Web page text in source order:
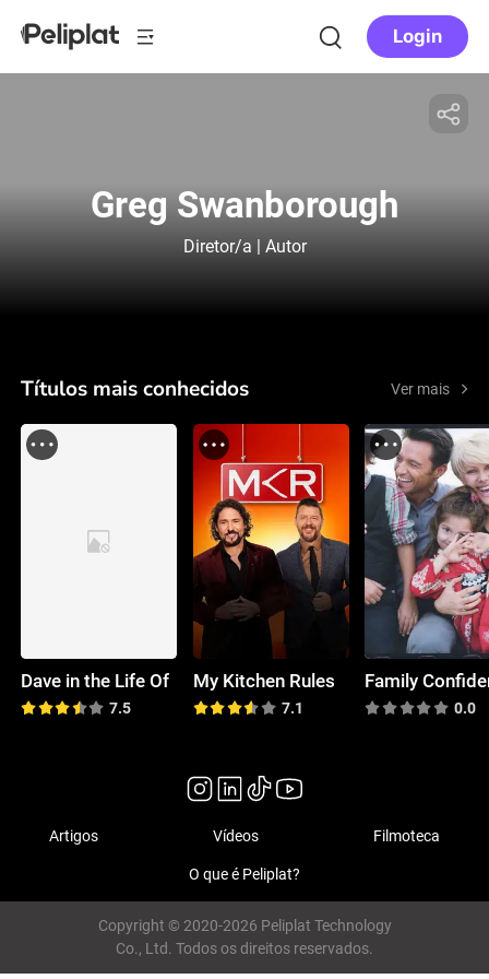
Login
Greg Swanborough
Diretor/a | Autor
Títulos mais conhecidos Ver mais
Dave in the Life Of
7.5
My Kitchen Rules
7.1 0.0
Artigos Vídeos Filmoteca
O que é Peliplat?
Copyright © 2020-2026 Peliplat Technology
Co., Ltd. Todos os direitos reservados.